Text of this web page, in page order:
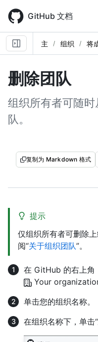
main
content
GitHub 文档
主 组织 将
删除团队
组织所有者可随
队。
复制为 Markdown 格式
提示
仅组织所有者可删除
阅“关于组织团队”。
在 GitHub 的右上角
Your
单击您的组织名称。
在组织名称下，单击“